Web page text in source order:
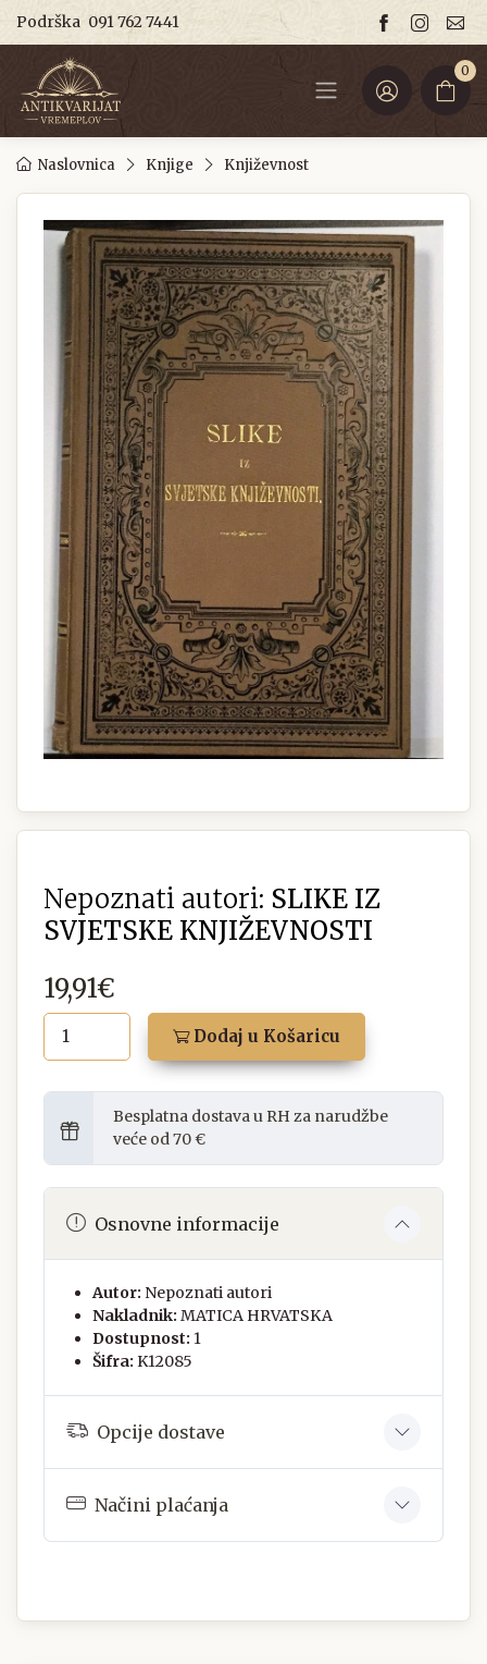
Podrška 091 762 7441
0
Naslovnica Knjige Književnost
Nepoznati autori: SLIKE IZ
SVJETSKE KNJIŽEVNOSTI
19,91€
Dodaj u Košaricu
Besplatna dostava u RH za narudžbe
veće od 70 €
Osnovne informacije
Autor: Nepoznati autori
Nakladnik: MATICA HRVATSKA
Dostupnost: 1
Šifra: K12085
Opcije dostave
Načini plaćanja